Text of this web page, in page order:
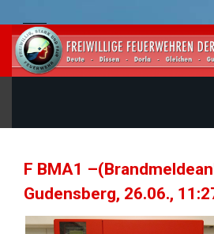
F BMA1
Gudensberg, 26.06.,